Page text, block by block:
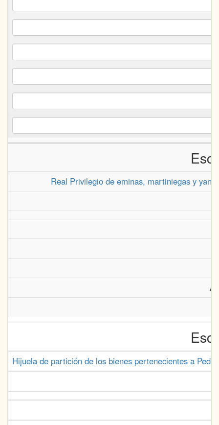
Real Privilegio de eminas, martiniegas y
Hijuela de partición de los bienes pertenecientes a